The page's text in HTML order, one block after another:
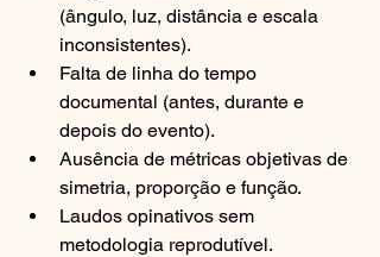
(ângulo, luz, distância e escala
inconsistentes).
Falta de linha do tempo
documental (antes, durante e
depois do evento).
Ausência de métricas objetivas de
simetria, proporção e função.
Laudos opinativos sem
metodologia reprodutível.